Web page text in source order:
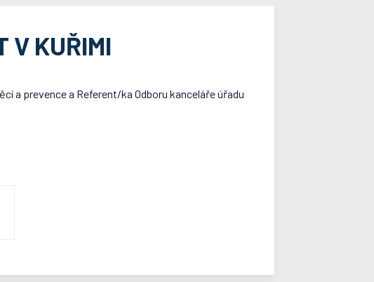
V KUŘIMI
a prevence a Referent/ka Odboru kanceláře úřadu